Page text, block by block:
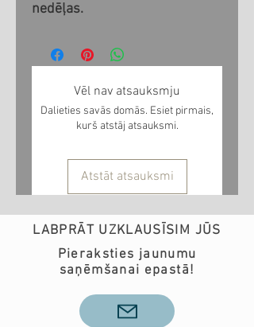
nedēļas.
Vēl nav atsauksmju
Dalieties savās domās. Esiet pirmais,
kurš atstāj atsauksmi.
Atstāt atsauksmi
LABPRĀT UZKLAUSĪSIM JŪS
Pieraksties jaunumu
saņēmšanai epastā!